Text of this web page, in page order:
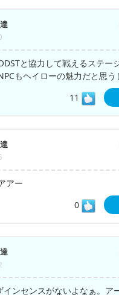
と協力して戦えるステー
もヘイローの魅力だと思う
11
アー
0
ンセンスがないよなぁ。ア